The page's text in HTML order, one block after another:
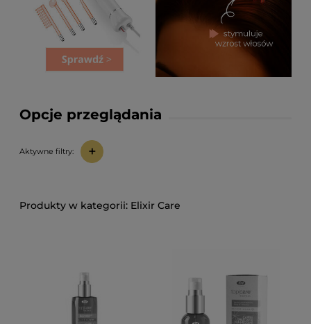
Opcje przeglądania
Aktywne filtry: +
Elixir Care